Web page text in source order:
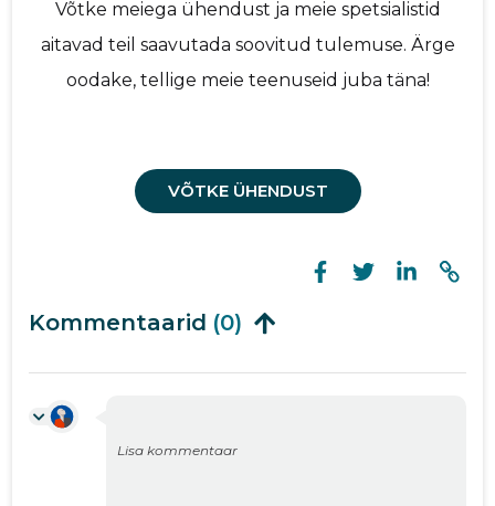
Võtke meiega ühendust ja meie spetsialistid
aitavad teil saavutada soovitud tulemuse. Ärge
oodake, tellige meie teenuseid juba täna!
VÕTKE ÜHENDUST
Kommentaarid (0)